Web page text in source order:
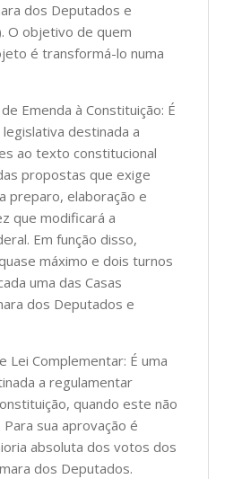
dos Deputados e
O objetivo de quem
é transformá-lo numa
Emenda à Constituição: É
destinada a
ao texto constitucional
propostas que exige
preparo, elaboração e
que modificará a
Em função disso,
máximo e dois turnos
uma das Casas
dos Deputados e
Lei Complementar: É uma
a regulamentar
quando este não
sua aprovação é
absoluta dos votos dos
dos Deputados.